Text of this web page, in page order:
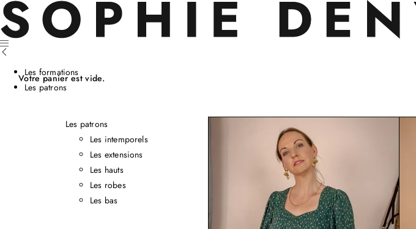
Votre panier est vide.
Les formations
Les patrons
Les patrons
Les intemporels
Les extensions
Les hauts
Les robes
Les bas